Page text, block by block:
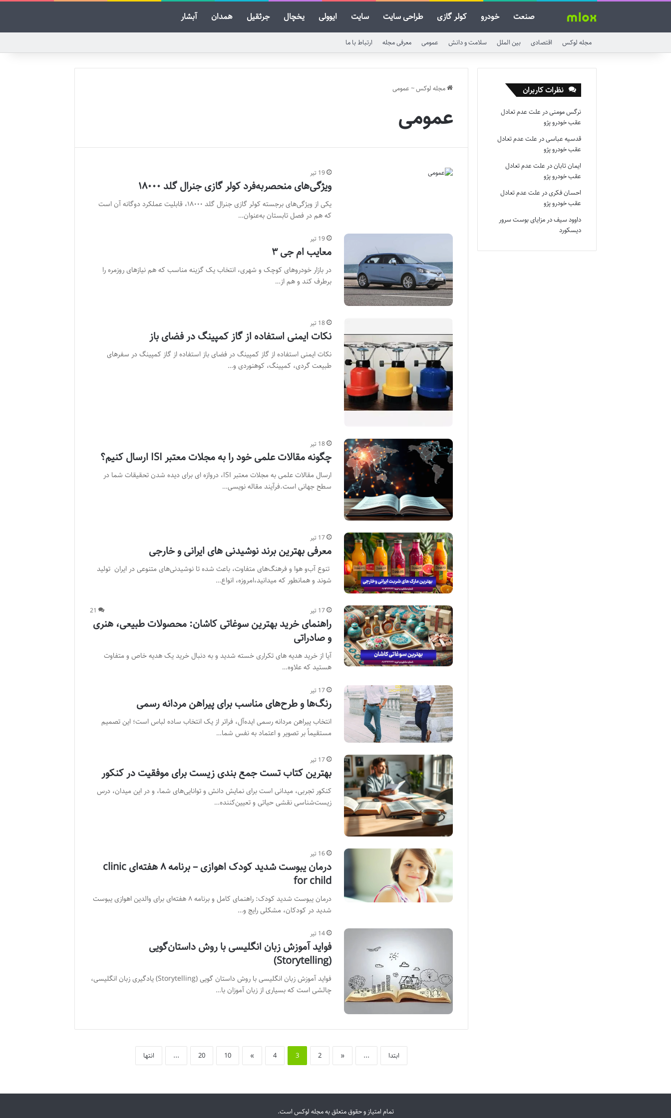
صنعت خودرو کولر گازی طراحی سایت سایت ایوولی یخچال جرثقیل همدان آبشار
مجله لوکس اقتصادی بین الملل سلامت و دانش عمومی معرفی مجله ارتباط با ما
مجله لوکس~ عمومی
عمومی
19 تیر
ویژگی‌های منحصربه‌فرد کولر گازی جنرال گلد ۱۸۰۰۰
یکی از ویژگی‌های برجسته کولر گازی جنرال گلد ۱۸۰۰۰، قابلیت عملکرد دوگانه آن است
که هم در فصل تابستان به‌عنوان…
19 تیر
معایب ام جی ۳
در بازار خودروهای کوچک و شهری، انتخاب یک گزینه مناسب که هم نیازهای روزمره را
برطرف کند و هم از…
18 تیر
نکات ایمنی استفاده از گاز کمپینگ در فضای باز
نکات ایمنی استفاده از گاز کمپینگ در فضای باز استفاده از گاز کمپینگ در سفرهای
طبیعت گردی، کمپینگ، کوهنوردی و…
18 تیر
چگونه مقالات علمی خود را به مجلات معتبر ISI ارسال کنیم؟
ارسال مقالات علمی به مجلات معتبر ISI، دروازه ای برای دیده شدن تحقیقات شما در
سطح جهانی است.فرآیند مقاله نویسی…
17 تیر
معرفی بهترین برند نوشیدنی های ایرانی و خارجی
تنوع آب‌و هوا و فرهنگ‌های متفاوت، باعث شده تا نوشیدنی‌های متنوعی در ایران تولید
شوند و همانطور که میدانید،امروزه، انواع…
17 تیر 21
راهنمای خرید بهترین سوغاتی کاشان: محصولات طبیعی، هنری
و صادراتی
آیا از خرید هدیه های تکراری خسته شدید و به دنبال خرید یک هدیه خاص و متفاوت
هستید که علاوه…
17 تیر
رنگ‌ها و طرح‌های مناسب برای پیراهن مردانه رسمی
انتخاب پیراهن مردانه رسمی ایده‌آل، فراتر از یک انتخاب ساده لباس است؛ این تصمیم
مستقیماً بر تصویر و اعتماد به نفس شما…
17 تیر
بهترین کتاب تست جمع بندی زیست برای موفقیت در کنکور
کنکور تجربی، میدانی است برای نمایش دانش و توانایی‌های شما، و در این میدان، درس
زیست‌شناسی نقشی حیاتی و تعیین‌کننده…
16 تیر
درمان یبوست شدید کودک اهوازی – برنامه ۸ هفته‌ای clinic
for child
درمان یبوست شدید کودک: راهنمای کامل و برنامه ۸ هفته‌ای برای والدین اهوازی یبوست
شدید در کودکان، مشکلی رایج و…
14 تیر
فواید آموزش زبان انگلیسی با روش داستان‌گویی
(Storytelling)
فواید آموزش زبان انگلیسی با روش داستان گویی (Storytelling) یادگیری زبان انگلیسی،
چالشی است که بسیاری از زبان آموزان با…
ابتدا ...
«
2
3
4
»
10
20
... انتها
نظرات کاربران
نرگس مومنیدر علت عدم تعادل
عقب خودرو پژو
قدسیه عباسیدر علت عدم تعادل
عقب خودرو پژو
ایمان تاباندر علت عدم تعادل
عقب خودرو پژو
احسان فکریدر علت عدم تعادل
عقب خودرو پژو
داوود سیفدرمزایای بوست سرور
دیسکورد
تمام امتیاز و حقوق متعلق به مجله لوکس است.